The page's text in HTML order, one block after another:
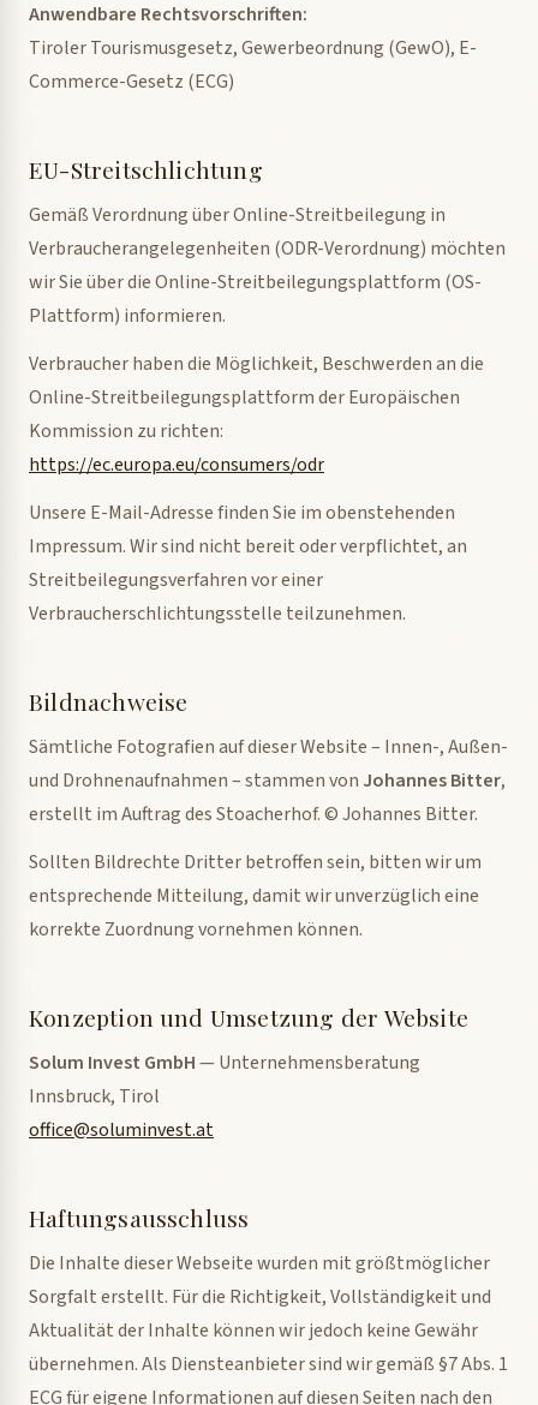
Anwendbare Rechtsvorschriften:
Tiroler Tourismusgesetz, Gewerbeordnung (GewO), E-
Commerce-Gesetz (ECG)
EU-Streitschlichtung
Gemäß Verordnung über Online-Streitbeilegung in
Verbraucherangelegenheiten (ODR-Verordnung) möchten
wir Sie über die Online-Streitbeilegungsplattform (OS-
Plattform) informieren.
Verbraucher haben die Möglichkeit, Beschwerden an die
Online-Streitbeilegungsplattform der Europäischen
Kommission zu richten:
https://ec.europa.eu/consumers/odr
Unsere E-Mail-Adresse finden Sie im obenstehenden
Impressum. Wir sind nicht bereit oder verpflichtet, an
Streitbeilegungsverfahren vor einer
Verbraucherschlichtungsstelle teilzunehmen.
Bildnachweise
Sämtliche Fotografien auf dieser Website – Innen-, Außen-
und Drohnenaufnahmen – stammen von Johannes Bitter,
erstellt im Auftrag des Stoacherhof. © Johannes Bitter.
Sollten Bildrechte Dritter betroffen sein, bitten wir um
entsprechende Mitteilung, damit wir unverzüglich eine
korrekte Zuordnung vornehmen können.
Konzeption und Umsetzung der Website
Solum Invest GmbH— Unternehmensberatung
Innsbruck, Tirol
office@soluminvest.at
Haftungsausschluss
Die Inhalte dieser Webseite wurden mit größtmöglicher
Sorgfalt erstellt. Für die Richtigkeit, Vollständigkeit und
Aktualität der Inhalte können wir jedoch keine Gewähr
übernehmen. Als Diensteanbieter sind wir gemäß §7 Abs. 1
ECG für eigene Informationen auf diesen Seiten nach den